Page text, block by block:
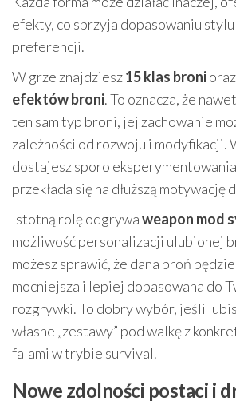
efekty, co sprzyja dopasowaniu stylu
preferencji.
W grze znajdziesz15 klas bronioraz
efektów broni. To oznacza, że
ten sam typ broni, jej zachowanie
zależności od rozwoju i modyfikacji.
dostajesz sporo
przekłada się na dłuższą motywację
Istotną rolę odgrywaweapon mod
możliwość personalizacji ulubionej
możesz sprawić, że dana broń
mocniejsza i lepiej dopasowana do
rozgrywki. To dobry wybór, jeśli
własne „zestawy” pod walkę z
falami w trybie survival.
Nowe zdolności postaci i